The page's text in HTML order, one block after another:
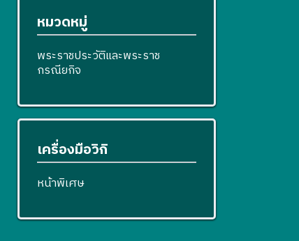
หมวดหมู่
พระราชประวัติและพระราช
กรณียกิจ
เครื่องมือวิกิ
หน้าพิเศษ